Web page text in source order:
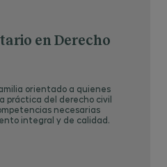
en Derecho
orientado a quienes
práctica del derecho civil
necesarias
integral y de calidad.